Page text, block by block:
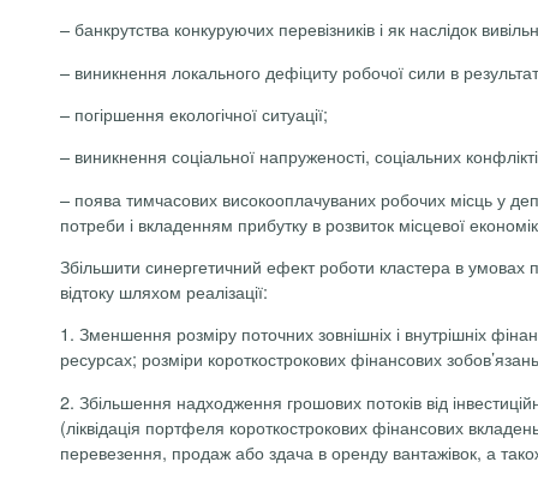
– банкрутства конкуруючих перевізників і як наслідок
– виникнення локального дефіциту робочої сили в
– погіршення екологічної ситуації;
– виникнення соціальної напруженості, соціальних
– поява тимчасових високооплачуваних робочих місць у
потреби і вкладенням прибутку в розвиток місцевої
Збільшити синергетичний ефект роботи кластера в
відтоку шляхом реалізації:
1. Зменшення розміру поточних зовнішніх і внутрішніх
ресурсах; розміри короткострокових фінансових
2. Збільшення надходження грошових потоків від
(ліквідація портфеля короткострокових фінансових
перевезення, продаж або здача в оренду вантажівок, а